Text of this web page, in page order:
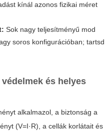
kínál azonos fizikai méret
Sok nagy teljesítményű mod
soros konfigurációban; tartsd
és helyes
alkalmazol, a biztonság a
(V=I·R), a cellák korlátait és